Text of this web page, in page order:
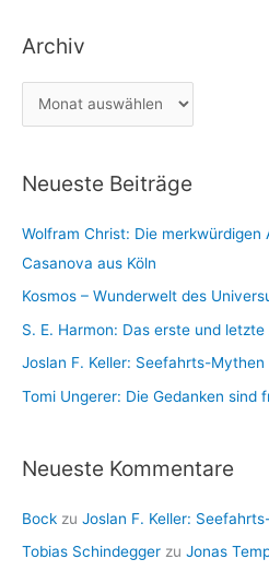
c
h
e
e
Archiv
r
h
v
Neueste Beiträge
Wolfram Christ: Die merkwürdigen
Casanova aus Köln
Kosmos – Wunderwelt des
S. E. Harmon: Das erste und
Joslan F. Keller: Seefahrts-Mythen
Tomi Ungerer: Die Gedanken sind
Neueste Kommentare
Bock zu Joslan F. Keller:
Tobias Schindegger zu Jonas